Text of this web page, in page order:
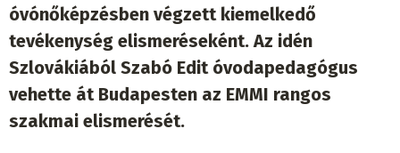
óvónőképzésben végzett kiemelkedő
tevékenység elismeréseként. Az idén
Szlovákiából Szabó Edit óvodapedagógus
vehette át Budapesten az EMMI rangos
szakmai elismerését.